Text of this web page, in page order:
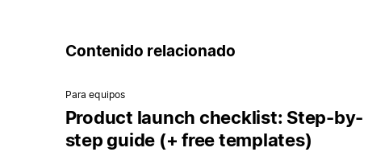
Contenido relacionado
Para equipos
Product launch checklist: Step-by-
step guide (+ free templates)